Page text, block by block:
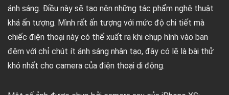
ánh sáng. Điều này sẽ tạo nên những tác phẩm nghệ thuật
khá ấn tượng. Mình rất ấn tượng với mức độ chi tiết mà
chiếc điện thoại này có thể xuất ra khi chụp hình vào ban
đêm với chỉ chút ít ánh sáng nhân tạo, đây có lẽ là bài thử
khó nhất cho camera của điện thoại di động.